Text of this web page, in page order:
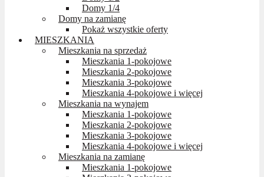
Domy 1/4
Domy na zamianę
Pokaż wszystkie oferty
MIESZKANIA
Mieszkania na sprzedaż
Mieszkania 1-pokojowe
Mieszkania 2-pokojowe
Mieszkania 3-pokojowe
Mieszkania 4-pokojowe i więcej
Mieszkania na wynajem
Mieszkania 1-pokojowe
Mieszkania 2-pokojowe
Mieszkania 3-pokojowe
Mieszkania 4-pokojowe i więcej
Mieszkania na zamianę
Mieszkania 1-pokojowe